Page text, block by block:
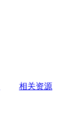
相关资源